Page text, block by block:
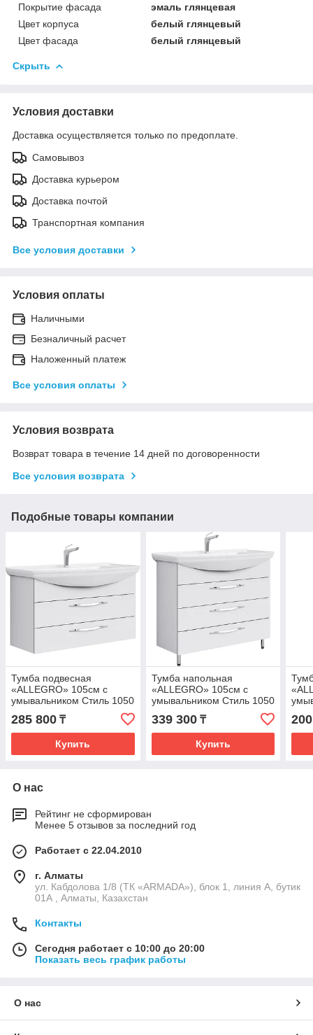
Покрытие фасада
эмаль глянцевая
Цвет корпуса
белый глянцевый
Цвет фасада
белый глянцевый
Скрыть
Условия доставки
Доставка осуществляется только по предоплате.
Самовывоз
Доставка курьером
Доставка почтой
Транспортная компания
Все условия доставки
Условия оплаты
Наличными
Безналичный расчет
Наложенный платеж
Все условия оплаты
Условия возврата
Возврат товара в течение 14 дней по договоренности
Все условия возврата
Подобные товары компании
Тумба подвесная
«ALLEGRO» 105см с
умывальником Стиль 1050
(цвет: белый глянец)
285 800 ₸
Купить
Тумба напольная
«ALLEGRO» 105см с
умывальником Стиль 1050
(цвет: белый глянец)
339 300₸
Купить
О нас
Рейтинг не сформирован
Менее 5 отзывов за последний год
Работает с 22.04.2010
г. Алматы
ул. Кабдолова 1/8 (ТК «ARMADA»), блок 1, линия А, бутик
01А , Алматы, Казахстан
Контакты
Сегодня работает с 10:00 до 20:00
Показать весь график работы
О нас